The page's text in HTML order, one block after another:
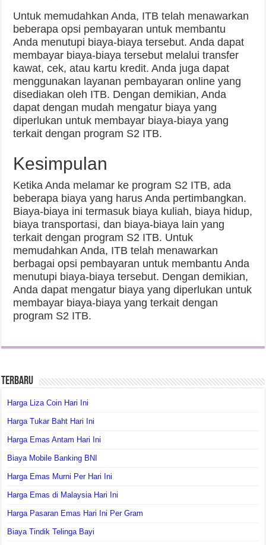
Untuk memudahkan Anda, ITB telah menawarkan
beberapa opsi pembayaran untuk membantu
Anda menutupi biaya-biaya tersebut. Anda dapat
membayar biaya-biaya tersebut melalui transfer
kawat, cek, atau kartu kredit. Anda juga dapat
menggunakan layanan pembayaran online yang
disediakan oleh ITB. Dengan demikian, Anda
dapat dengan mudah mengatur biaya yang
diperlukan untuk membayar biaya-biaya yang
terkait dengan program S2 ITB.
Kesimpulan
Ketika Anda melamar ke program S2 ITB, ada
beberapa biaya yang harus Anda pertimbangkan.
Biaya-biaya ini termasuk biaya kuliah, biaya hidup,
biaya transportasi, dan biaya-biaya lain yang
terkait dengan program S2 ITB. Untuk
memudahkan Anda, ITB telah menawarkan
berbagai opsi pembayaran untuk membantu Anda
menutupi biaya-biaya tersebut. Dengan demikian,
Anda dapat mengatur biaya yang diperlukan untuk
membayar biaya-biaya yang terkait dengan
program S2 ITB.
Terbaru
Harga Liza Coin Hari Ini
Harga Tukar Baht Hari Ini
Harga Emas Antam Hari Ini
Biaya Mobile Banking BNI
Harga Emas Murni Per Hari Ini
Harga Emas di Malaysia Hari Ini
Harga Pasaran Emas Hari Ini Per Gram
Biaya Tindik Telinga Bayi